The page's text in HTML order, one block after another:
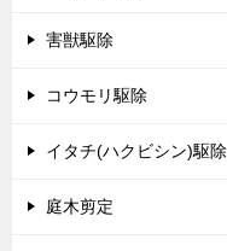
害獣駆除
コウモリ駆除
イタチ(ハクビシン)駆除
庭木剪定